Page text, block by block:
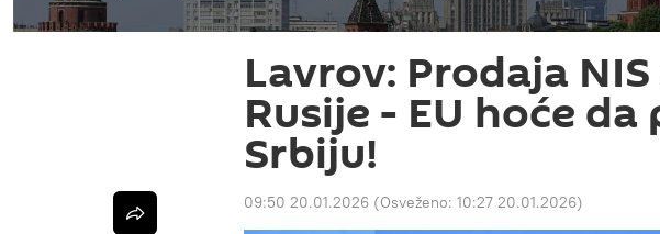
Lavrov: Prodaja
Rusije - EU hoće da
Srbiju!
09:50 20.01.2026 (Osveženo: 10:27 20.01.2026)